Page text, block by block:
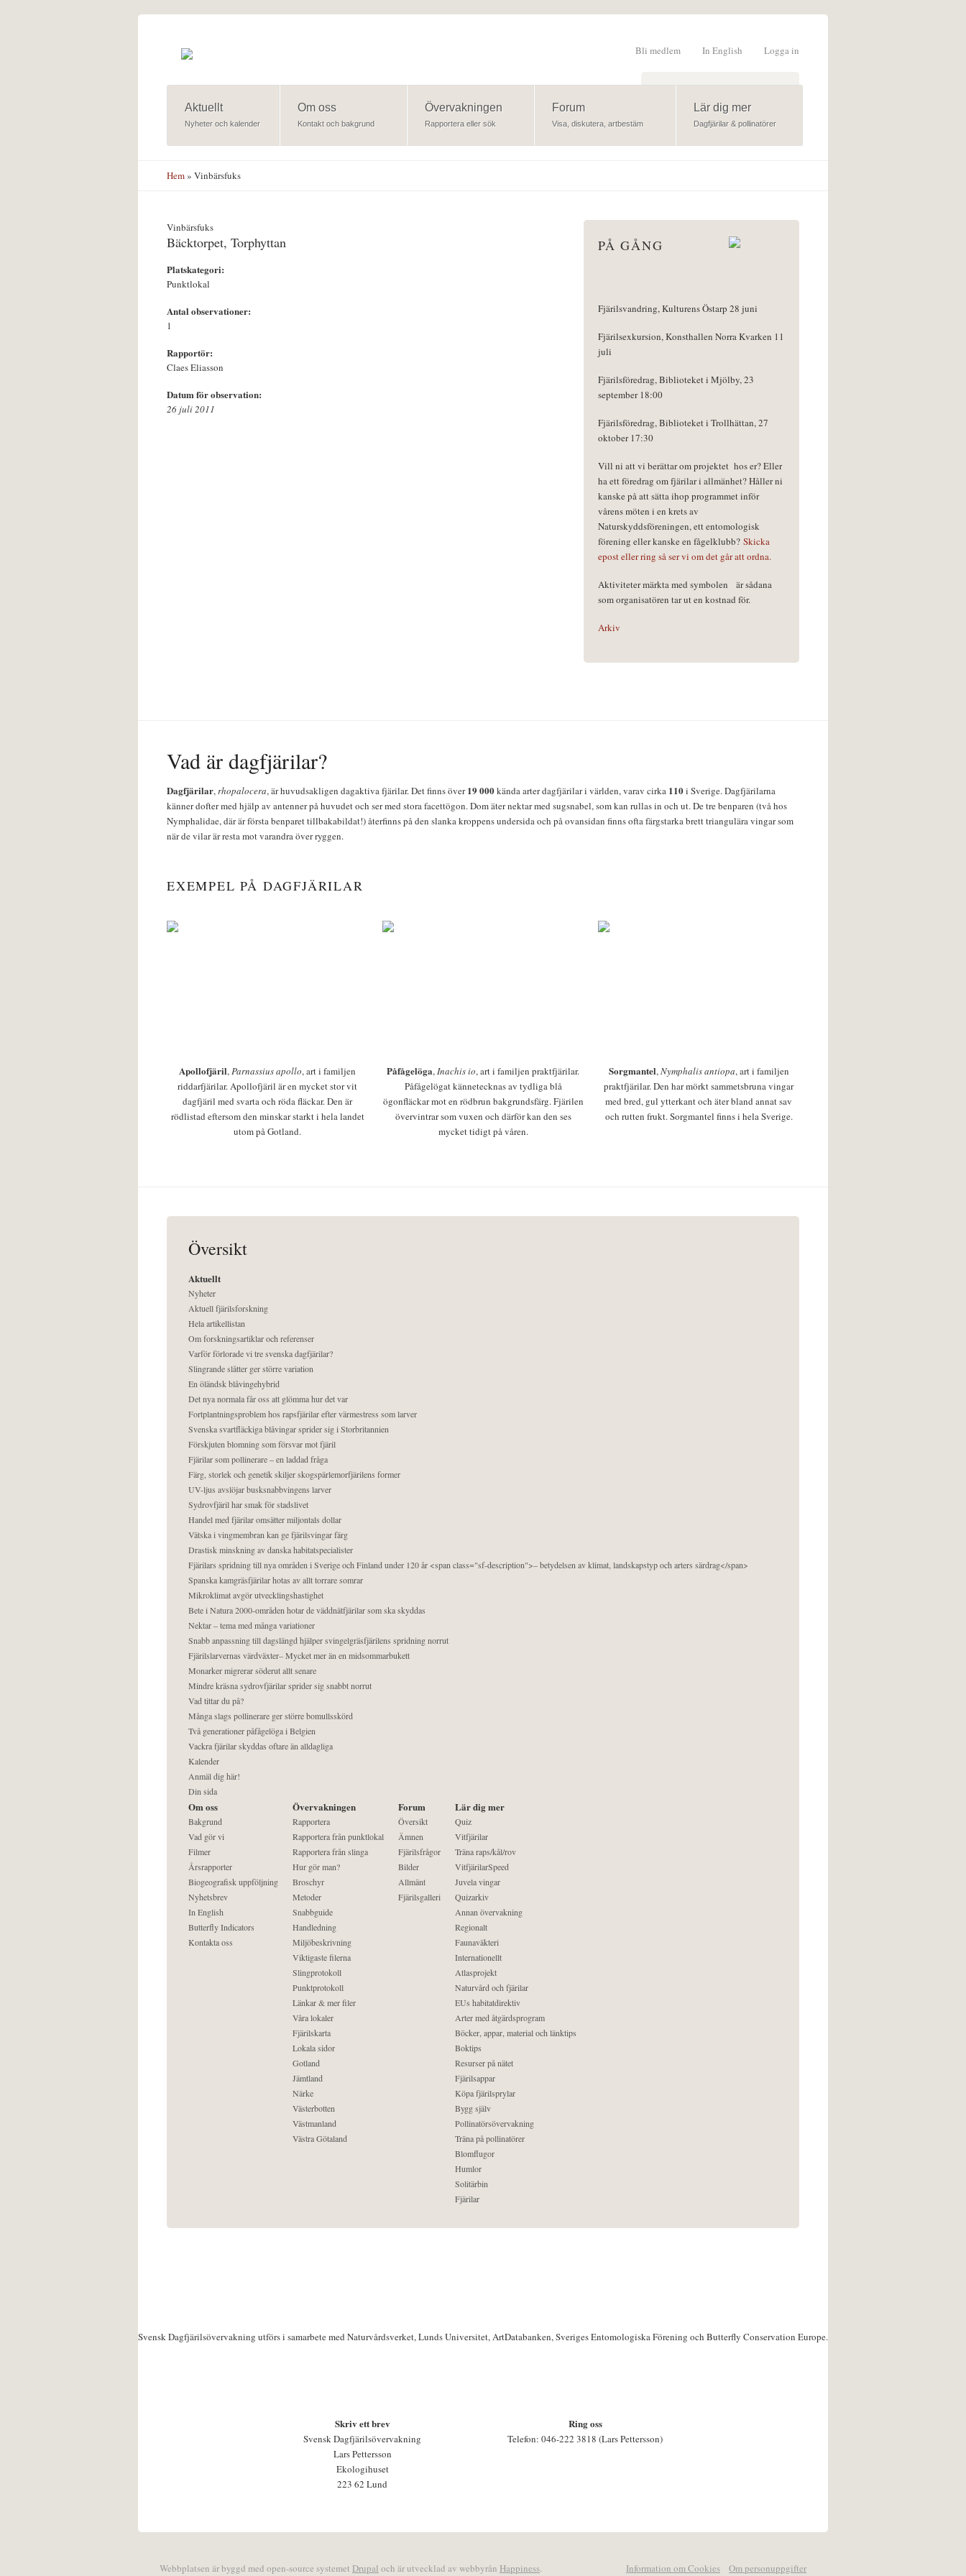
Logga in
In English
Bli medlem
Sökformulär
Aktuellt
Nyheter och kalender
Om oss
Kontakt och bakgrund
Övervakningen
Rapportera eller sök
Forum
Visa, diskutera, artbestäm
Lär dig mer
Dagfjärilar & pollinatörer
Hem» Vinbärsfuks
Vinbärsfuks
Bäcktorpet, Torphyttan
Platskategori:
Punktlokal
Antal observationer:
1
Rapportör:
Claes Eliasson
Datum för observation:
26 juli 2011
PÅ GÅNG
Fjärilsvandring, Kulturens Östarp 28 juni
Fjärilsexkursion, Konsthallen Norra Kvarken 11
juli
Fjärilsföredrag, Biblioteket i Mjölby, 23
september 18:00
Fjärilsföredrag, Biblioteket i Trollhättan, 27
oktober 17:30
Vill ni att vi berättar om projektet hos er? Eller
ha ett föredrag om fjärilar i allmänhet? Håller ni
kanske på att sätta ihop programmet inför
vårens möten i en krets av
Naturskyddsföreningen, ett entomologisk
förening eller kanske en fågelklubb? Skicka
epost eller ring så ser vi om det går att ordna.
Aktiviteter märkta med symbolen
är sådana
som organisatören tar ut en kostnad för.
Arkiv
Vad är dagfjärilar?
Dagfjärilar,rhopalocera, är huvudsakligen dagaktiva fjärilar. Det finns över19 000kända arter dagfjärilar i världen, varav cirka 110i Sverige. Dagfjärilarna
känner dofter med hjälp av antenner på huvudet och ser med stora facettögon. Dom äter nektar med sugsnabel, som kan rullas in och ut. De tre benparen (två hos
Nymphalidae, där är första benparet tillbakabildat!) återfinns på den slanka kroppens undersida och på ovansidan finns ofta färgstarka brett triangulära vingar som
när de vilar är resta mot varandra över ryggen.
EXEMPEL PÅ DAGFJÄRILAR
Apollofjäril,Parnassius apollo, art i familjen
riddarfjärilar. Apollofjäril är en mycket stor vit
dagfjäril med svarta och röda fläckar. Den är
rödlistad eftersom den minskar starkt i hela landet
utom på Gotland.
Påfågelöga,Inachis io, art i familjen praktfjärilar.
Påfågelögat kännetecknas av tydliga blå
ögonfläckar mot en rödbrun bakgrundsfärg. Fjärilen
övervintrar som vuxen och därför kan den ses
mycket tidigt på våren.
Sorgmantel,Nymphalis antiopa, art i familjen
praktfjärilar. Den har mörkt sammetsbruna vingar
med bred, gul ytterkant och äter bland annat sav
och rutten frukt. Sorgmantel finns i hela Sverige.
Översikt
Aktuellt
Nyheter
Aktuell fjärilsforskning
Hela artikellistan
Om forskningsartiklar och referenser
Varför förlorade vi tre svenska dagfjärilar?
Slingrande slåtter ger större variation
En öländsk blåvingehybrid
Det nya normala får oss att glömma hur det var
Fortplantningsproblem hos rapsfjärilar efter värmestress som larver
Svenska svartfläckiga blåvingar sprider sig i Storbritannien
Förskjuten blomning som försvar mot fjäril
Fjärilar som pollinerare – en laddad fråga
Färg, storlek och genetik skiljer skogspärlemorfjärilens former
UV-ljus avslöjar busksnabbvingens larver
Sydrovfjäril har smak för stadslivet
Handel med fjärilar omsätter miljontals dollar
Vätska i vingmembran kan ge fjärilsvingar färg
Drastisk minskning av danska habitatspecialister
Fjärilars spridning till nya områden i Sverige och Finland under 120 år <span class="sf-description">– betydelsen av klimat, landskapstyp och arters särdrag</span>
Spanska kamgräsfjärilar hotas av allt torrare somrar
Mikroklimat avgör utvecklingshastighet
Bete i Natura 2000-områden hotar de väddnätfjärilar som ska skyddas
Nektar – tema med många variationer
Snabb anpassning till dagslängd hjälper svingelgräsfjärilens spridning norrut
Fjärilslarvernas värdväxter– Mycket mer än en midsommarbukett
Monarker migrerar söderut allt senare
Mindre kräsna sydrovfjärilar sprider sig snabbt norrut
Vad tittar du på?
Många slags pollinerare ger större bomullsskörd
Två generationer påfågelöga i Belgien
Vackra fjärilar skyddas oftare än alldagliga
Kalender
Anmäl dig här!
Din sida
Om oss
Bakgrund
Vad gör vi
Filmer
Årsrapporter
Biogeografisk uppföljning
Nyhetsbrev
In English
Butterfly Indicators
Kontakta oss
Övervakningen
Rapportera
Rapportera från punktlokal
Rapportera från slinga
Hur gör man?
Broschyr
Metoder
Snabbguide
Handledning
Miljöbeskrivning
Viktigaste filerna
Slingprotokoll
Punktprotokoll
Länkar & mer filer
Våra lokaler
Fjärilskarta
Lokala sidor
Gotland
Jämtland
Närke
Västerbotten
Västmanland
Västra Götaland
Forum
Översikt
Ämnen
Fjärilsfrågor
Bilder
Allmänt
Fjärilsgalleri
Lär dig mer
Quiz
Vitfjärilar
Träna raps/kål/rov
VitfjärilarSpeed
Juvela vingar
Quizarkiv
Annan övervakning
Regionalt
Faunaväkteri
Internationellt
Atlasprojekt
Naturvård och fjärilar
EUs habitatdirektiv
Arter med åtgärdsprogram
Böcker, appar, material och länktips
Boktips
Resurser på nätet
Fjärilsappar
Köpa fjärilsprylar
Bygg själv
Pollinatörsövervakning
Träna på pollinatörer
Blomflugor
Humlor
Solitärbin
Fjärilar
Svensk Dagfjärilsövervakning utförs i samarbete med Naturvårdsverket, Lunds Universitet, ArtDatabanken, Sveriges Entomologiska Förening och Butterfly Conservation Europe.
Skriv ett brev
Svensk Dagfjärilsövervakning
Lars Pettersson
Ekologihuset
223 62 Lund
Ring oss
Telefon: 046-222 3818 (Lars Pettersson)
Webbplatsen är byggd med open-source systemet Drupal och är utvecklad av webbyrån Happiness. Information om Cookies Om personuppgifter